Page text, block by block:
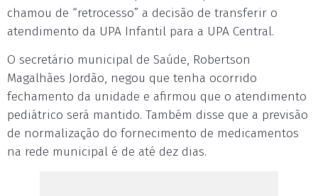
chamou de “retrocesso” a decisão de transferir o
atendimento da UPA Infantil para a UPA Central.
O secretário municipal de Saúde, Robertson
Magalhães Jordão, negou que tenha ocorrido
fechamento da unidade e afirmou que o atendimento
pediátrico será mantido. Também disse que a previsão
de normalização do fornecimento de medicamentos
na rede municipal é de até dez dias.